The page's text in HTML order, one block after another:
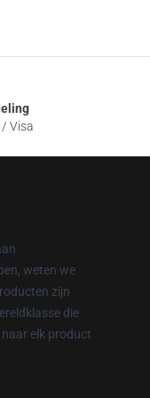
Visa
weten we
zijn
die
elk product